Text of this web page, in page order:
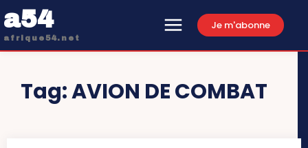
a54
afrique54.net
Je m'abonne
Tag:AVION DE COMBAT